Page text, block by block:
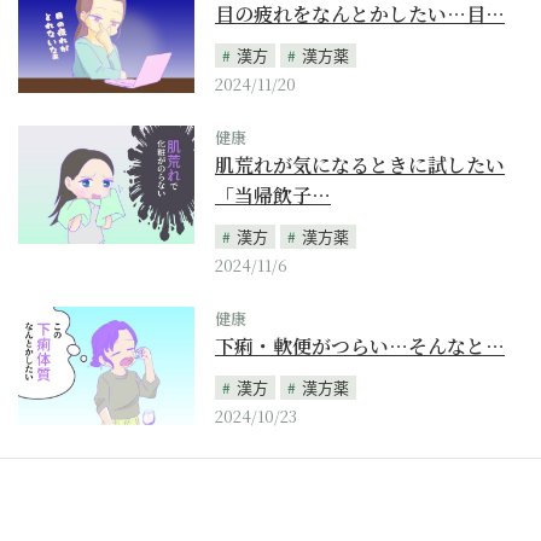
目の疲れをなんとかしたい…目…
漢方
漢方薬
2024/11/20
健康
肌荒れが気になるときに試したい
「当帰飲子…
漢方
漢方薬
2024/11/6
健康
下痢・軟便がつらい…そんなと…
漢方
漢方薬
2024/10/23